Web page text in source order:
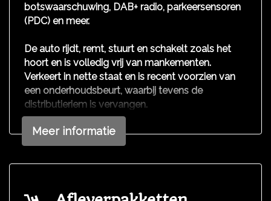
Centrale vergrendeling met afstandsbediening
Led achterlichten
Led dagrijverlichting
Led koplampen
Lichtmetalen velgen 16"
Parkeersensor achter
Interieur
Achterbank in delen neerklapbaar
botswaarschuwing, DAB+ radio, parkeersensoren
(PDC) en meer.
De auto rijdt, remt, stuurt en schakelt zoals het
hoort en is volledig vrij van mankementen.
Verkeert in nette staat en is recent voorzien van
een onderhoudsbeurt, waarbij tevens de
distributieriem is vervangen.
We hebben ons uiterste best gedaan om alle
informatie in deze advertentie correct weer te
Meer informatie